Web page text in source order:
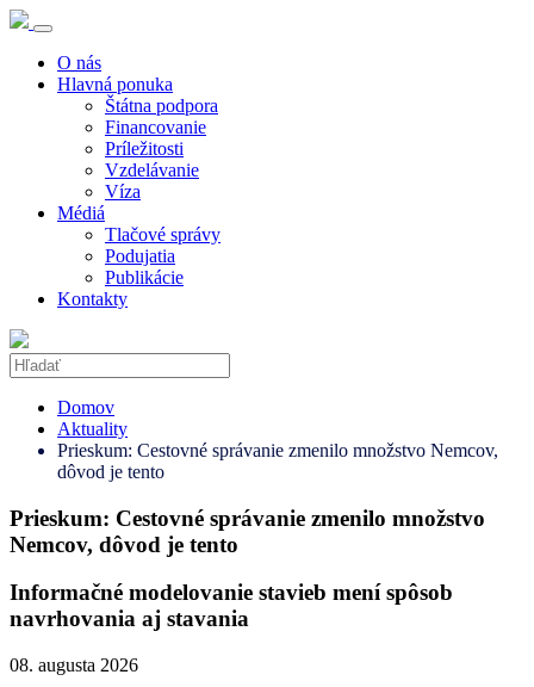
O nás
Hlavná ponuka
Štátna podpora
Financovanie
Príležitosti
Vzdelávanie
Víza
Médiá
Tlačové správy
Podujatia
Publikácie
Kontakty
Domov
Aktuality
Prieskum: Cestovné správanie zmenilo množstvo Nemcov,
dôvod je tento
Prieskum: Cestovné správanie zmenilo množstvo
Nemcov, dôvod je tento
Informačné modelovanie stavieb mení spôsob
navrhovania aj stavania
08. augusta 2026